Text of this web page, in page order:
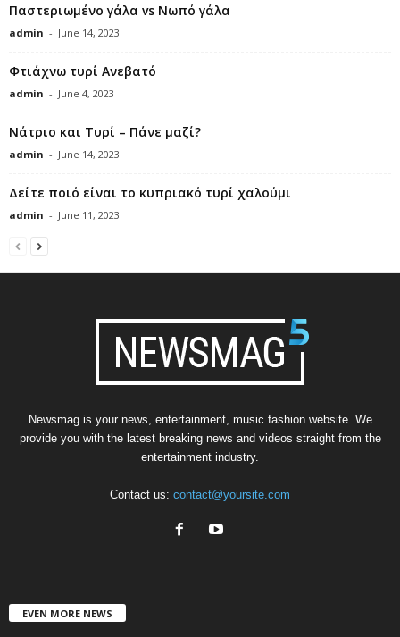
Παστεριωμένο γάλα vs Νωπό γάλα
admin - June 14, 2023
Φτιάχνω τυρί Ανεβατό
admin - June 4, 2023
Νάτριο και Τυρί – Πάνε μαζί?
admin - June 14, 2023
Δείτε ποιό είναι το κυπριακό τυρί χαλούμι
admin - June 11, 2023
Newsmag is your news, entertainment, music fashion website. We
provide you with the latest breaking news and videos straight from the
entertainment industry.
Contact us: contact@yoursite.com
EVEN MORE NEWS